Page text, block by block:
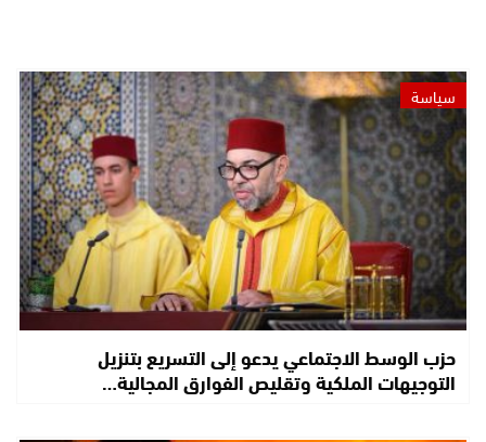
سياسة
حزب الوسط الاجتماعي يدعو إلى التسريع بتنزيل
التوجيهات الملكية وتقليص الفوارق المجالية…